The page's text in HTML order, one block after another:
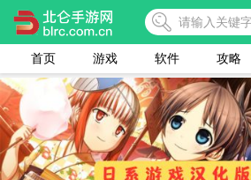
首页 游戏 软件 攻略